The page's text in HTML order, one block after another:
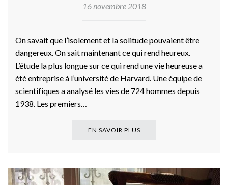
16 novembre 2018
On savait que l’isolement et la solitude pouvaient être
dangereux. On sait maintenant ce qui rend heureux.
L’étude la plus longue sur ce qui rend une vie heureuse a
été entreprise à l’université de Harvard. Une équipe de
scientifiques a analysé les vies de 724 hommes depuis
1938. Les premiers…
EN SAVOIR PLUS